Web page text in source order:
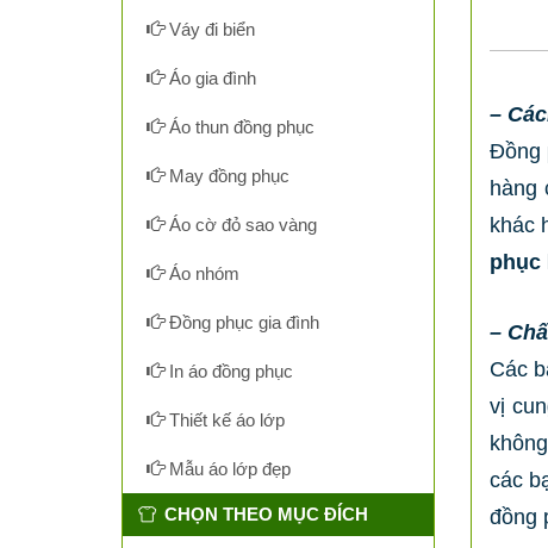
–
Đồng
hàng
khác
phục
–
Các
vị
các
đồng
Váy đi biển
Áo gia đình
Áo thun đồng phục
May đồng phục
Áo cờ đỏ sao vàng
Áo nhóm
Đồng phục gia đình
In áo đồng phục
Thiết kế áo lớp
Mẫu áo lớp đẹp
CHỌN THEO MỤC ĐÍCH